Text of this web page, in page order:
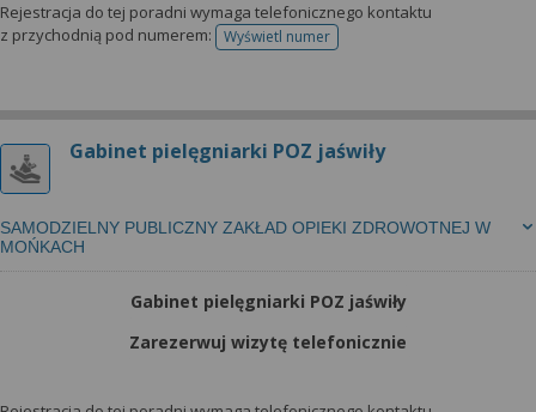
Rejestracja do tej poradni wymaga telefonicznego kontaktu
z przychodnią pod numerem:
Wyświetl numertelefonu do rejestracji
Gabinet pielęgniarki POZ jaświły
SAMODZIELNY PUBLICZNY ZAKŁAD OPIEKI ZDROWOTNEJ W
MOŃKACH
Gabinet pielęgniarki POZ jaświły
Zarezerwuj wizytę telefonicznie